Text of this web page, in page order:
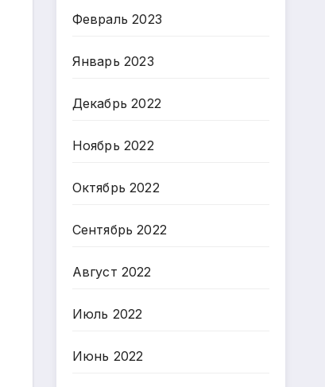
Февраль 2023
Январь 2023
Декабрь 2022
Ноябрь 2022
Октябрь 2022
Сентябрь 2022
Август 2022
Июль 2022
Июнь 2022